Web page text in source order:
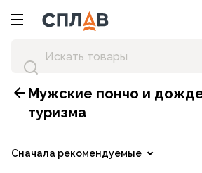
Мужские пончо и
туризма
Сначала рекомендуемые